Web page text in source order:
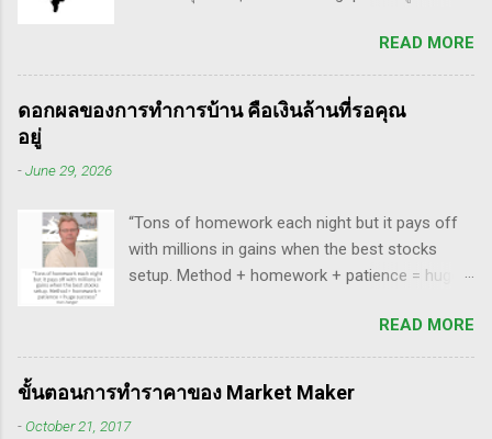
ผมเป็นแฟนคลับของแกนั่นเองครับ ง่ายๆเลย ที่
ชอบเพราะเราต่างมีอาจารย์ร่วมกันก็คือ ปู่โอนีล,
ทวดลิเวอร์มอร์ และทวด Wyckoff นั่นเอง (คือผม
นี้นะ...
ทำการบ้าน มันส่งสัญญาณซื้อ แบบเปิด gap ผมจะ
ชอบมาก แต่ถึงกระนั้น มันก็ไม่ได้เป๊ะทุกตัวนะ
ครับ มีล้มเหลวเกินครึ่ง เราต้องคอยคัดตัวที่ไม่ดี
ออก เหลือตัวเจ๋งๆ แรงๆ ให้มันวิ่งทำเงินให้เราไป
เมื่อเอามาใช้ร่วมกับวอลุ่ม ในคลิปนี้เธอจัดเต็ม
เรื่องของ gap ซึ่งถือว่าครบเครื่องเอามากๆ ทฤษฎี
gap ที่เกี่ยวข้องกับเวฟ มีดังนี้ Common gap ใน
มือที่หวงของ เพราะเขาจะตบขึ้น/ลงเพื่อให้เม่า
คายหุ้นคืน ยิ่งมีเยอะยิ่งน่าสนใจ gap ประเภทนี้มัก
จะมีการลงมาปิดในเวลาอีกไม่นาน เพราะราคายัง
READ MORE
ดอกผลของการทำการบ้าน คือเงินล้านที่รอคุณ
อยู่
-June 29, 2026
“Tons of homework each night but it pays off
with millions in gains when the best stocks
setup. Method + homework + patience = huge
“การทำการบ้านอย่างหนักทุกคืน จะให้ผล
ตอบแทนเป็นผลกำไรมหาศาลเป็นล้านๆ เมื่อรวม
วิธีการที่พิสูจน์ได้ การบ้าน และความอดทนเข้า
READ MORE
ขั้นตอนการทำราคาของ Market Maker
-October 21, 2017